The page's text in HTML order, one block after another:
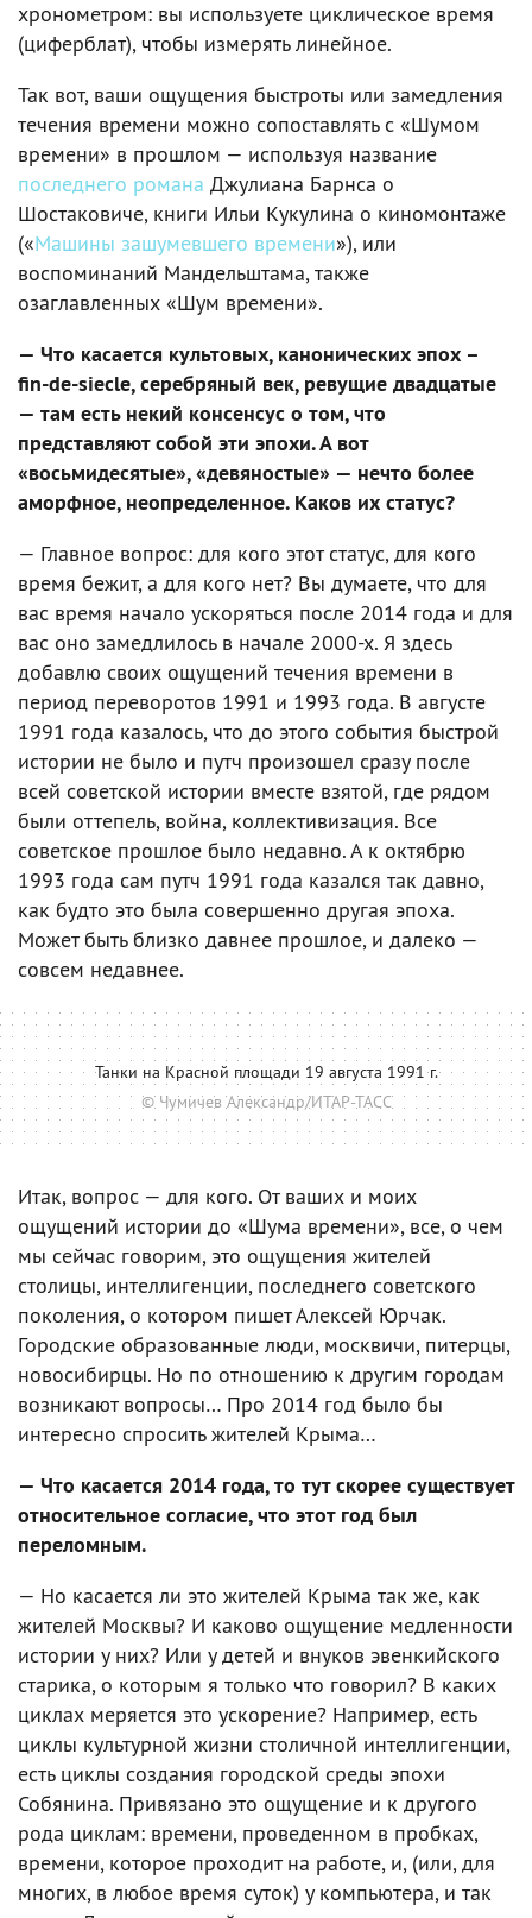
хронометром: вы используете циклическое время
(циферблат), чтобы измерять линейное.
Так вот, ваши ощущения быстроты или замедления
течения времени можно сопоставлять с «Шумом
времени» в прошлом — используя название
последнего романа Джулиана Барнса о
Шостаковиче, книги Ильи Кукулина о киномонтаже
(«Машины зашумевшего времени»), или
воспоминаний Мандельштама, также
озаглавленных «Шум времени».
— Что касается культовых, канонических эпох –
fin-de-siecle, серебряный век, ревущие двадцатые
— там есть некий консенсус о том, что
представляют собой эти эпохи. А вот
«восьмидесятые», «девяностые» — нечто более
аморфное, неопределенное. Каков их статус?
— Главное вопрос: для кого этот статус, для кого
время бежит, а для кого нет? Вы думаете, что для
вас время начало ускоряться после 2014 года и для
вас оно замедлилось в начале 2000-х. Я здесь
добавлю своих ощущений течения времени в
период переворотов 1991 и 1993 года. В августе
1991 года казалось, что до этого события быстрой
истории не было и путч произошел сразу после
всей советской истории вместе взятой, где рядом
были оттепель, война, коллективизация. Все
советское прошлое было недавно. А к октябрю
1993 года сам путч 1991 года казался так давно,
как будто это была совершенно другая эпоха.
Может быть близко давнее прошлое, и далеко —
совсем недавнее.
Танки на Красной площади 19 августа 1991 г.
© Чумичев Александр/ИТАР-ТАСС
Итак, вопрос — для кого. От ваших и моих
ощущений истории до «Шума времени», все, о чем
мы сейчас говорим, это ощущения жителей
столицы, интеллигенции, последнего советского
поколения, о котором пишет Алексей Юрчак.
Городские образованные люди, москвичи, питерцы,
новосибирцы. Но по отношению к другим городам
возникают вопросы… Про 2014 год было бы
интересно спросить жителей Крыма…
— Что касается 2014 года, то тут скорее существует
относительное согласие, что этот год был
переломным.
— Но касается ли это жителей Крыма так же, как
жителей Москвы? И каково ощущение медленности
истории у них? Или у детей и внуков эвенкийского
старика, о которым я только что говорил? В каких
циклах меряется это ускорение? Например, есть
циклы культурной жизни столичной интеллигенции,
есть циклы создания городской среды эпохи
Собянина. Привязано это ощущение и к другого
рода циклам: времени, проведенном в пробках,
времени, которое проходит на работе, и, (или, для
многих, в любое время суток) у компьютера, и так